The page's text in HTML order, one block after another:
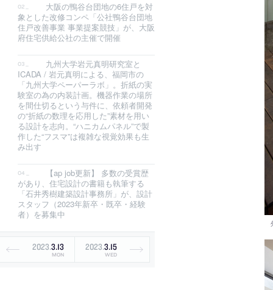
大阪の鴨谷台団地の6住戸を対
象とした改修コンペ「公社鴨谷台団地
住戸改善事業 事業提案競技」が、大阪
府住宅供給公社の主催で開催
九州大学岩元真明研究室と
ICADA / 岩元真明による、福岡市の
「九州大学ペーパーラボ」。折紙の実
験室の為の内装計画。機器作業の場所
を間仕切るという与件に、依頼者開発
の“折紙の数理を応用した”素材を用い
る設計を志向。“ハニカムパネル”で製
作した“フスマ”は複雑な視覚効果も生
み出す
【ap job更新】 多数の受賞歴
があり、住宅設計の書籍も執筆する
「石井秀樹建築設計事務所」が、設計
スタッフ（2023年新卒・既卒・経験
者）を募集中
2023.3.13
MON
2023.3.15
WED